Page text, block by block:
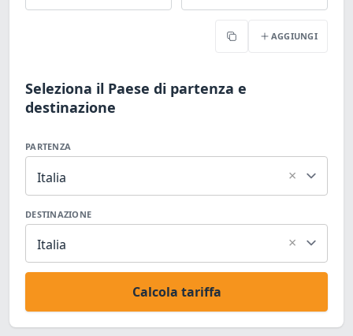
Copia AGGIUNGI
Seleziona il Paese di partenza e
destinazione
PARTENZA
Italia ×
DESTINAZIONE
Italia ×
Calcola tariffa